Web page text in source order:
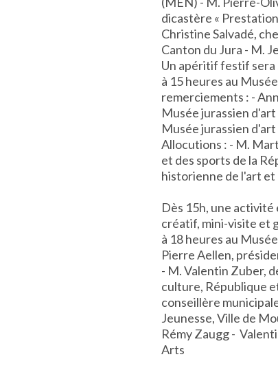
dicastère «
Christine Salvadé,
Canton du Jura - M.
Un apéritif festif sera
à 15 heures au
remerciements : -
Musée jurassien
Musée jurassien
Allocutions : - M.
et des sports de la
historienne de l'art et
Dès 15h, une
créatif, mini-visite et
à 18 heures au
Pierre Aellen,
- M. Valentin Zuber,
culture, République
conseillère
Jeunesse, Ville de
Rémy Zaugg -
Arts